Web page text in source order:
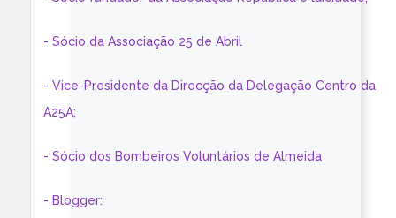
- Sócio da Associação 25 de Abril
- Vice-Presidente da Direcção da Delegação Centro da
A25A;
- Sócio dos Bombeiros Voluntários de Almeida
- Blogger: